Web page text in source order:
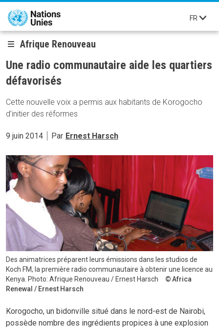
Aller au contenu principal
FR
Afrique Renouveau
Une radio communautaire aide les quartiers
défavorisés
Cette nouvelle voix a permis aux habitants de Korogocho
d’initier des réformes
9 juin 2014 Par Ernest Harsch
Des animatrices préparent leurs émissions dans les studios de
Koch FM, la première radio communautaire à obtenir une licence au
Kenya. Photo: Afrique Renouveau / Ernest Harsch
Africa
Renewal / Ernest Harsch
Korogocho, un bidonville situé dans le nord-est de Nairobi,
possède nombre des ingrédients propices à une explosion